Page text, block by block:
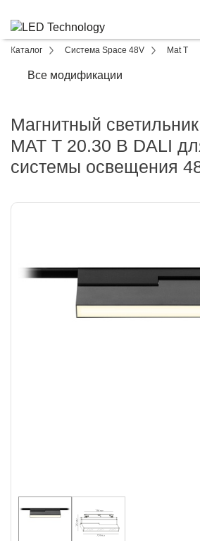
Каталог Система Space 48V Mat T
Все модификации
Магнитный светильник
MAT T 20.30 B DALI
системы освещения